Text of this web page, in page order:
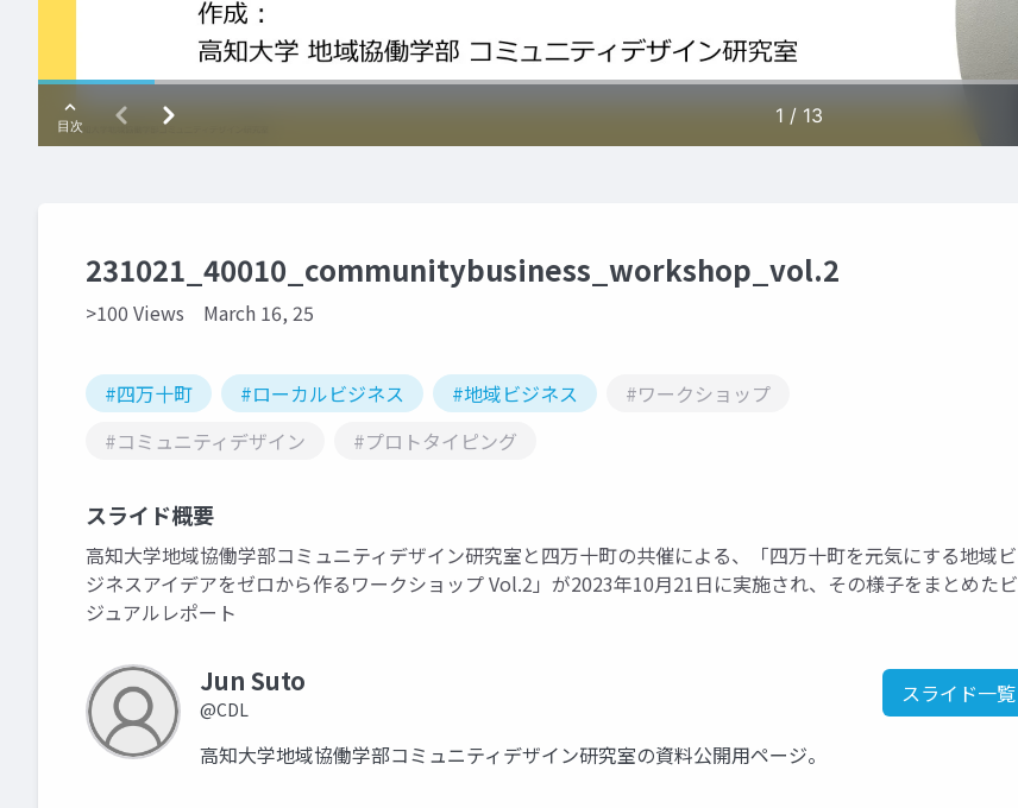
231021_40010_communitybusiness_workshop_vol.2
>100 Views March 16, 25
#四万十町 #ローカルビジネス #地域ビジネス
#ワークショップ
#コミュニティデザイン
#プロトタイピング
スライド概要
高知大学地域協働学部コミュニティデザイン研究室と四万十町の共催による、「四万十町を元気にする地域ビ
ジネスアイデアをゼロから作るワークショップ Vol.2」が2023年10月21日に実施され、その様子をまとめたビ
ジュアルレポート
Jun Suto
@CDL
スライド一覧
高知大学地域協働学部コミュニティデザイン研究室の資料公開用ページ。